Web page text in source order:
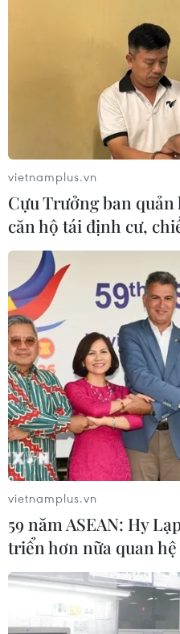
vietnamplus.vn
Cựu Trưởng ban quản
căn hộ tái định cư,
vietnamplus.vn
59 năm ASEAN: Hy
triển hơn nữa quan hệ